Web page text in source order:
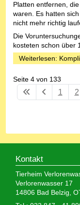
Platten entfernen,
waren. Es hatten
nicht mehr richtig
Die
kosteten schon über
Weiterlesen:
Seite 4 von 133
1 2
Kontakt
Tierheim
Verlorenwasser 17
14806 Bad Belzig,